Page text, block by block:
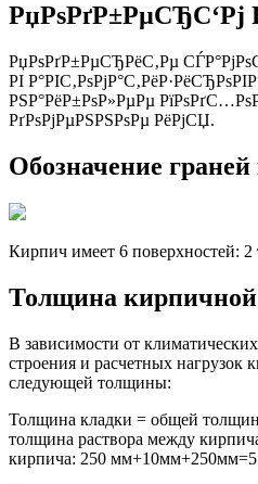
РџРѕРґР±РµСЂРёС‚Рµ
РІ
РЅР°РёР±РѕР»РµРµ
РґРѕРјРµРЅРЅРѕРµ РёРјСЏ.
Обозначение
Кирпич имеет 6 поверхностей:
Толщина
В зависимости от
строения и расчетных нагрузок
следующей толщины:
Толщина кладки = общей
толщина раствора между
кирпича: 250